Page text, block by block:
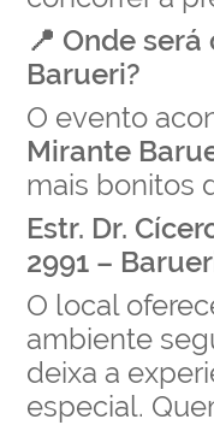
📍 Onde
Barueri?
O evento
Mirante
mais bonitos
Estr. Dr.
2991 –
O local
ambiente
deixa a
especial.